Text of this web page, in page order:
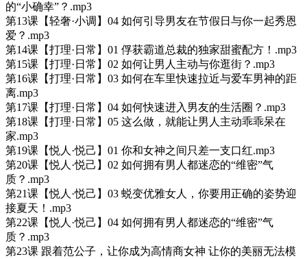
的“小确幸”？.mp3
第13课【轻奢·小调】04 如何引导男友在节假日与你一起秀恩
爱？.mp3
第14课【打理·日常】01 俘获霸道总裁的独家甜蜜配方！.mp3
第15课【打理·日常】02 如何让男人主动与你逛街？.mp3
第16课【打理·日常】03 如何在车里快速拉近与爱车男神的距
离.mp3
第17课【打理·日常】04 如何快速进入男友的生活圈？.mp3
第18课【打理·日常】05 这么做，就能让男人主动乖乖呆在
家.mp3
第19课【悦人·悦己】01 你和女神之间只差一支口红.mp3
第20课【悦人·悦己】02 如何拥有男人都迷恋的“维密”气
质？.mp3
第21课【悦人·悦己】03 蜕变优雅女人，你要用正确的姿势迎
接夏天！.mp3
第22课【悦人·悦己】04 如何拥有男人都迷恋的“维密”气
质？.mp3
第23课 跟着范公子，让你成为高情商女神 让你的美丽无法模